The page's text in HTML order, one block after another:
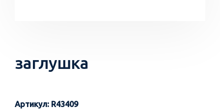
заглушка
Артикул: R43409